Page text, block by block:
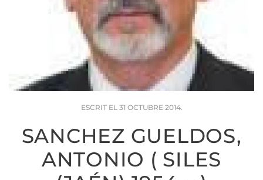
ESCRIT EL 31 OCTUBRE 2014.
SANCHEZ GUELDOS,
ANTONIO ( SILES